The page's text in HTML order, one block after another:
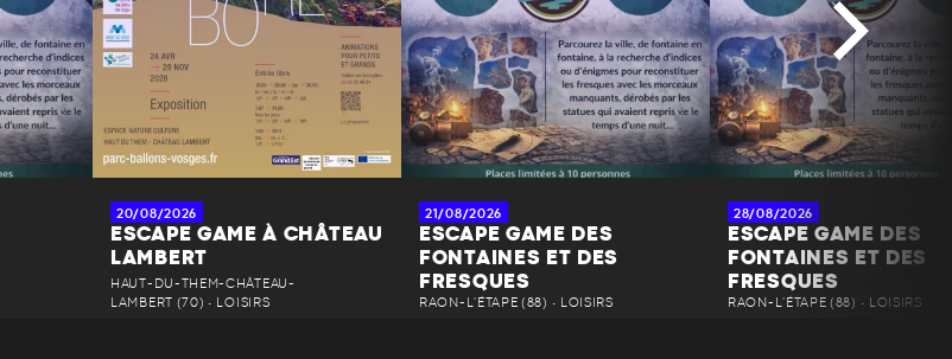
20/08/2026
ESCAPE GAME À CHÂTEAU
LAMBERT
HAUT-DU-THEM-CHÂTEAU-
LAMBERT (70) • LOISIRS
21/08/2026
ESCAPE GAME DES
FONTAINES ET DES
FRESQUES
RAON-L'ÉTAPE (88) • LOISIRS
28/08/2026
ESCAPE GAME DES
FONTAINES ET DES
FRESQUES
RAON-L'ÉTAPE (88) • LOISIRS